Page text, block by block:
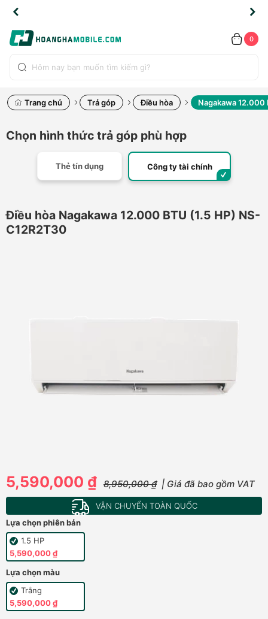
0
Trang chủ Trả góp Điều hòa Nagakawa 12.000
Chọn hình thức trả góp phù hợp
Thẻ tín dụng Công ty tài chính
Điều hòa Nagakawa 12.000 BTU (1.5 HP) NS-
C12R2T30
5,590,000 ₫ 8,950,000 ₫ | Giá đã bao gồm VAT
VẬN CHUYỂN TOÀN QUỐC
Lựa chọn phiên bản
1.5 HP
5,590,000 ₫
Lựa chọn màu
Trắng
5,590,000 ₫